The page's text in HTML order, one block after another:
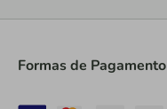
Formas de Pagamento